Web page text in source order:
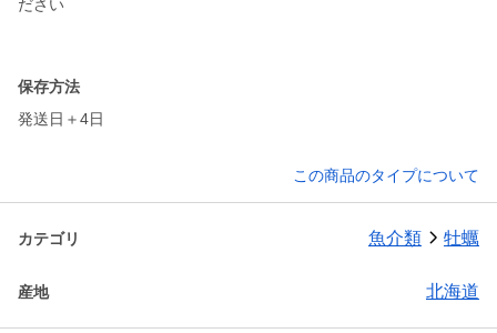
ださい
保存方法
発送日＋4日
この商品のタイプについて
カテゴリ 魚介類 牡蠣
産地 北海道